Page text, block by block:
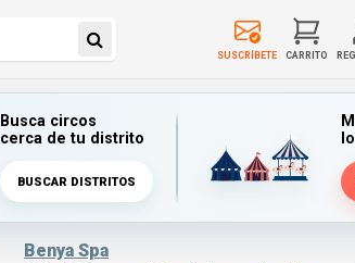
SUSCRÍBETE CARRITO
Busca circos
cerca de tu distrito
BUSCAR DISTRITOS
Benya Spa